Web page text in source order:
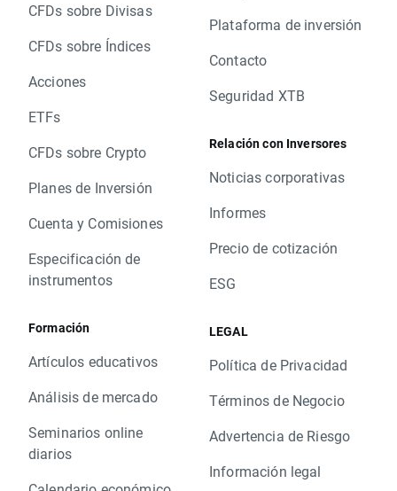
CFDs sobre Divisas
CFDs sobre Índices
Acciones
ETFs
CFDs sobre Crypto
Planes de Inversión
Cuenta y Comisiones
Especificación de
instrumentos
Formación
Artículos educativos
Análisis de mercado
Seminarios online
diarios
Plataforma de inversión
Contacto
Seguridad XTB
Relación con Inversores
Noticias corporativas
Informes
Precio de cotización
ESG
LEGAL
Política de Privacidad
Términos de Negocio
Advertencia de Riesgo
Información legal